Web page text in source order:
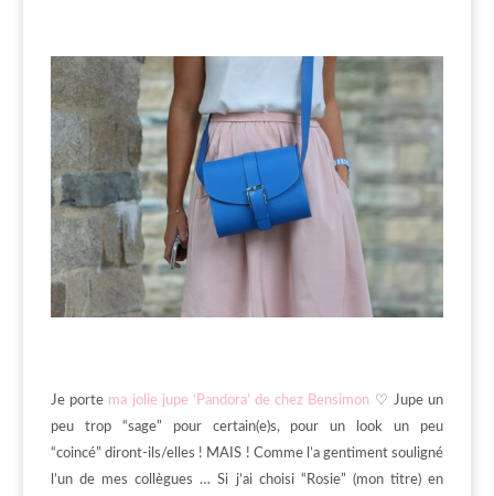
Je porte ma jolie jupe ‘Pandora’ de chez Bensimon ♡ Jupe un
peu trop “sage” pour certain(e)s, pour un look un peu
“coincé” diront-ils/elles ! MAIS ! Comme l’a gentiment souligné
l’un de mes collègues … Si j’ai choisi “Rosie” (mon titre) en